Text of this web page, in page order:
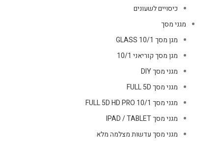
כיסויים לשעונים
מגני מסך
מגן מסך GLASS 10/1
מגן מסך קוריאני 10/1
מגני מסך DIY
מגני מסך FULL 5D
מגני מסך FULL 5D HD PRO 10/1
מגני מסך IPAD / TABLET
מגני מסך עדשות מצלמה מלא